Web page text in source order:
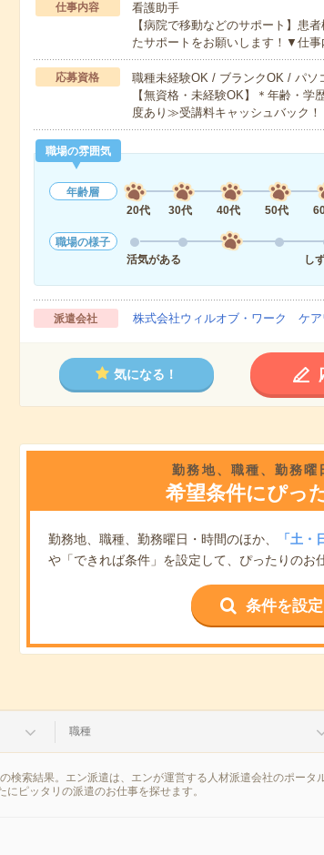
仕事内容
看護助手
【病院で移動などのサポート】患
たサポートをお願いします！▼仕
応募資格
職種未経験OK / ブランクOK / パソ
【無資格・未経験OK】＊年齢・
度あり≫受講料キャッシュバック
職場の雰囲気
年齢層
20代
30代 40代 50代
職場の様子
活気がある
し
派遣会社 株式会社ウィルオブ・ワーク ケア
気になる！
勤務地、職種、勤務曜
希望条件にぴっ
勤務地、職種、勤務曜日・時間のほか、 「土・
や「できれば条件」を設定して、ぴったりのお
条件を設
職種
検索結果。エン派遣は、エンが運営する人材派遣会社のポー
ピッタリの派遣のお仕事を探せます。